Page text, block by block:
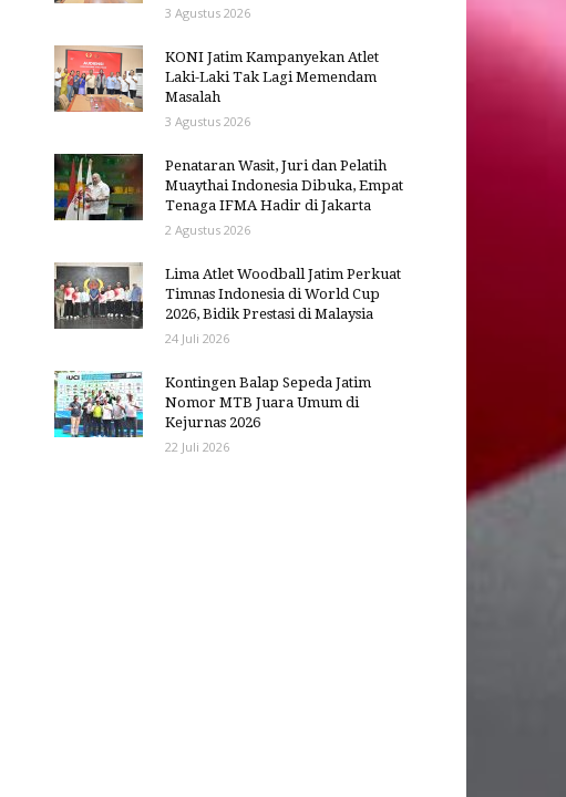
3 Agustus 2026
KONI Jatim Kampanyekan Atlet
Laki-Laki Tak Lagi Memendam
Masalah
3 Agustus 2026
Penataran Wasit, Juri dan Pelatih
Muaythai Indonesia Dibuka, Empat
Tenaga IFMA Hadir di Jakarta
2 Agustus 2026
Lima Atlet Woodball Jatim Perkuat
Timnas Indonesia di World Cup
2026, Bidik Prestasi di Malaysia
24 Juli 2026
Kontingen Balap Sepeda Jatim
Nomor MTB Juara Umum di
Kejurnas 2026
22 Juli 2026